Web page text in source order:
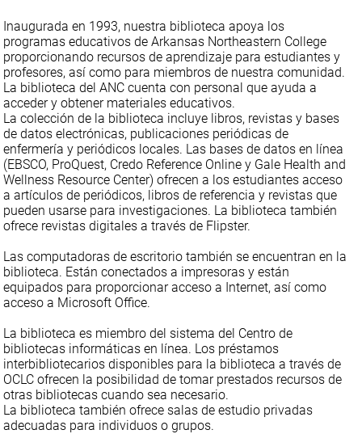
Inaugurada en 1993, nuestra biblioteca apoya los
programas educativos de Arkansas Northeastern College
proporcionando recursos de aprendizaje para estudiantes y
profesores, así como para miembros de nuestra comunidad.
La biblioteca del ANC cuenta con personal que ayuda a
acceder y obtener materiales educativos.
La colección de la biblioteca incluye libros, revistas y bases
de datos electrónicas, publicaciones periódicas de
enfermería y periódicos locales. Las bases de datos en línea
(EBSCO, ProQuest, Credo Reference Online y Gale Health and
Wellness Resource Center) ofrecen a los estudiantes acceso
a artículos de periódicos, libros de referencia y revistas que
pueden usarse para investigaciones. La biblioteca también
ofrece revistas digitales a través de Flipster.
Las computadoras de escritorio también se encuentran en la
biblioteca. Están conectados a impresoras y están
equipados para proporcionar acceso a Internet, así como
acceso a Microsoft Office.
La biblioteca es miembro del sistema del Centro de
bibliotecas informáticas en línea. Los préstamos
interbibliotecarios disponibles para la biblioteca a través de
OCLC ofrecen la posibilidad de tomar prestados recursos de
otras bibliotecas cuando sea necesario.
La biblioteca también ofrece salas de estudio privadas
adecuadas para individuos o grupos.